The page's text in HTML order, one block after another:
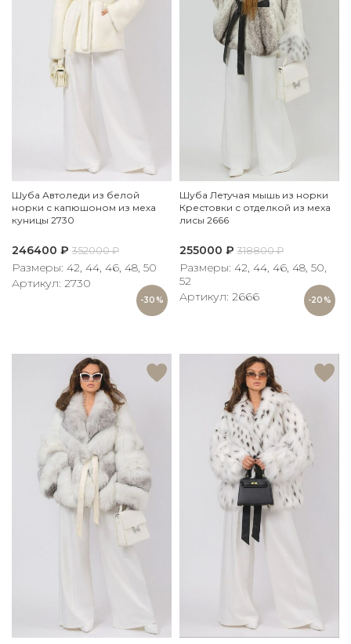
-30%
Шуба Автоледи из белой
норки с капюшоном из меха
куницы 2730
246400 ₽ 352000₽
Размеры: 42, 44, 46, 48, 50
Артикул: 2730
-20%
Шуба Летучая мышь из норки
Крестовки с отделкой из меха
лисы 2666
255000 ₽ 318800₽
Размеры: 42, 44, 46, 48, 50,
52
Артикул: 2666